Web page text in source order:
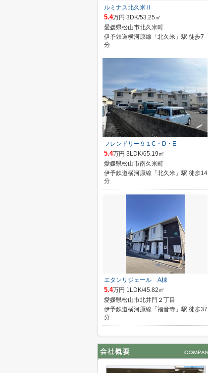
ルミナス北久米Ⅱ
5.4万円 3DK/53.25㎡
愛媛県松山市北久米町
伊予鉄道横河原線「北久米」駅 徒歩7
分
フレンドリー９１C・D・E
5.4万円 3LDK/65.19㎡
愛媛県松山市南久米町
伊予鉄道横河原線「北久米」駅 徒歩14
分
エタンリジェール A棟
5.4万円 1LDK/45.82㎡
愛媛県松山市北井門２丁目
伊予鉄道横河原線「福音寺」駅 徒歩37
分